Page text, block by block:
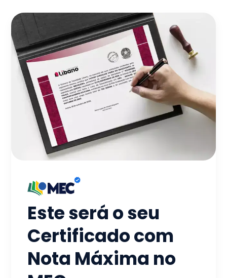
Este será o seu
Certificado com
Nota Máxima no